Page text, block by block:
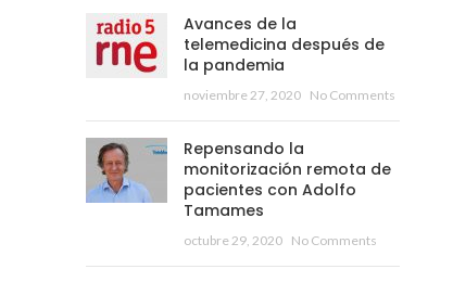
Avances de la
telemedicina después de
la pandemia
noviembre 27, 2020 No Comments
Repensando la
monitorización remota de
pacientes con Adolfo
Tamames
octubre 29, 2020 No Comments